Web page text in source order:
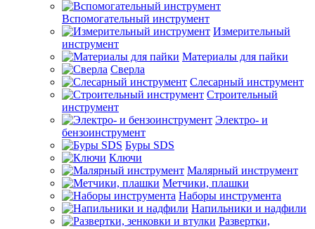
Вспомогательный инструмент
Измерительный
инструмент
Материалы для пайки
Сверла
Слесарный инструмент
Строительный
инструмент
Электро- и
бензоинструмент
Буры SDS
Ключи
Малярный инструмент
Метчики, плашки
Наборы инструмента
Напильники и надфили
Развертки,